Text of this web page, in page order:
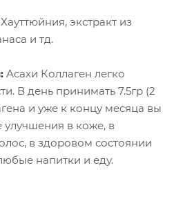
экстракт из
и тд.
Асахи Коллаген легко
В день принимать 7.5гр (2
и уже к концу месяца вы
улучшения в коже, в
в здоровом состоянии
напитки и еду.